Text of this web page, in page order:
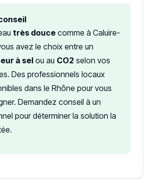
très douce comme à Caluire-
avez le choix entre un
à sel ou au CO2 selon vos
Des professionnels locaux
dans le Rhône pour vous
Demandez conseil à un
pour déterminer la solution la